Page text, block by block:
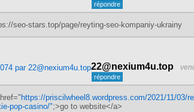
seo-stars.top/page/reyting-seo-kompaniy-ukrainy
22@nexium4u.top
https://priscilwheel8.wordpress.com/2021/11/03/
pop-casino/";>go to website</a>